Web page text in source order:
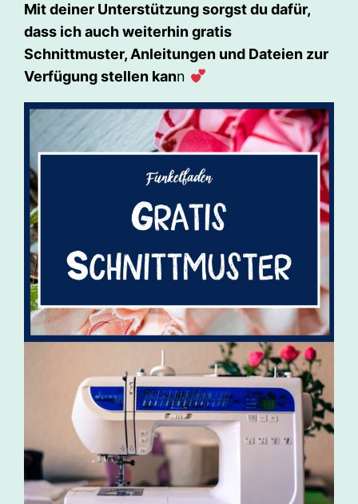
Mit deiner Unterstützung sorgst du dafür,
dass ich auch weiterhin gratis
Schnittmuster, Anleitungen und Dateien zur
Verfügung stellen kann